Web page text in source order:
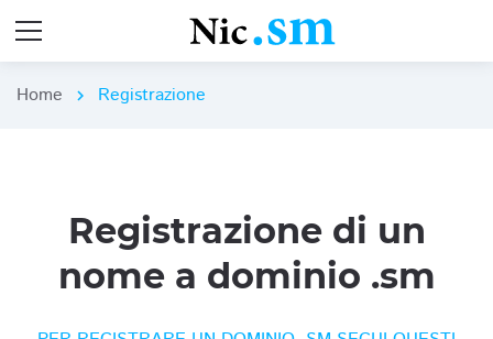
Home chevron_right Registrazione
Registrazione di un
nome a dominio .sm